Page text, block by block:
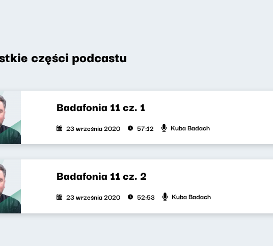
części podcastu
Badafonia 11 cz. 1
23 września 2020 57:12 Kuba Badach
Badafonia 11 cz. 2
23 września 2020 52:53 Kuba Badach